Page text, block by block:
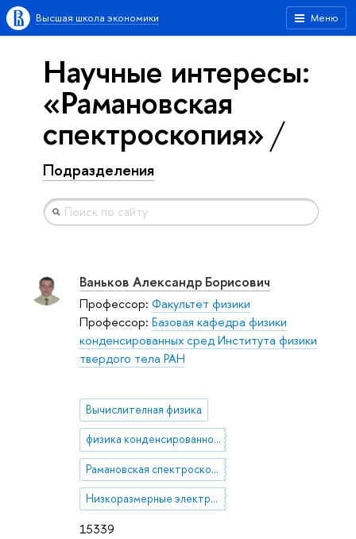
Меню
Высшая школа экономики
Научные интересы:
«Рамановская
спектроскопия»
Подразделения
15339
Ваньков Александр Борисович
Профессор: Факультет физики
Профессор: Базовая кафедра физики
конденсированных сред Института физики
твердого тела РАН
Вычислителная физика
физика конденсированного состояния
Рамановская спектроскопия
Низкоразмерные электронные системы, полупроводники, оптика